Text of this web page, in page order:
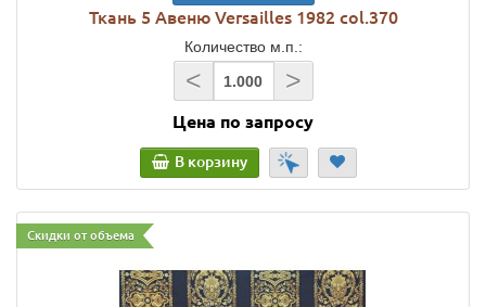
Ткань 5 Авеню Versailles 1982 col.370
Количество м.п.:
< >
Цена по запросу
В корзину
Скидки от объема